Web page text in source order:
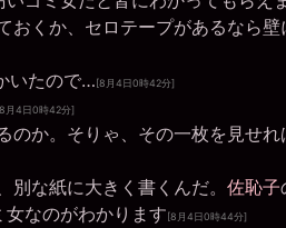
おくか、セロテープがあるなら
いたので…[8月4日0時42分]
月4日0時42分]
のか。そりゃ、その一枚を見せれ
な紙に大きく書くんだ。 佐恥子
なのがわかります[8月4日0時44分]